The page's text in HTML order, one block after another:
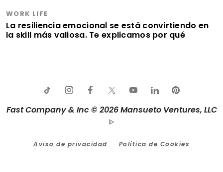
WORK LIFE
La resiliencia emocional se está convirtiendo en
la skill más valiosa. Te explicamos por qué
Fast Company & Inc © 2026 Mansueto Ventures, LLC
Aviso de privacidad Política de Cookies